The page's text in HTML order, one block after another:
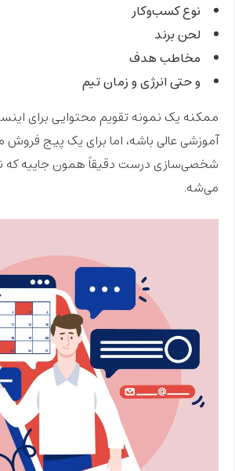
نوع کسب‌وکار
لحن برند
مخاطب هدف
و حتی انرژی و زمان تیم
ممکنه یک نمونه تقویم محتوایی برای
آموزشی عالی باشه، اما برای یک پیج
شخصی‌سازی درست دقیقاً همون جاییه که
می‌شه.